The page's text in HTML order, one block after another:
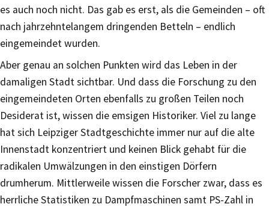
es auch noch nicht. Das gab es erst, als die Gemeinden – oft
nach jahrzehntelangem dringenden Betteln – endlich
eingemeindet wurden.
Aber genau an solchen Punkten wird das Leben in der
damaligen Stadt sichtbar. Und dass die Forschung zu den
eingemeindeten Orten ebenfalls zu großen Teilen noch
Desiderat ist, wissen die emsigen Historiker. Viel zu lange
hat sich Leipziger Stadtgeschichte immer nur auf die alte
Innenstadt konzentriert und keinen Blick gehabt für die
radikalen Umwälzungen in den einstigen Dörfern
drumherum. Mittlerweile wissen die Forscher zwar, dass es
herrliche Statistiken zu Dampfmaschinen samt PS-Zahl in